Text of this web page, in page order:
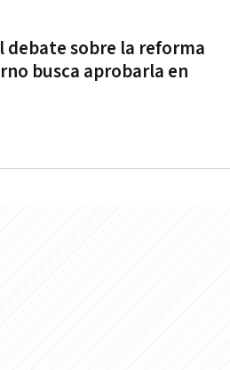
sobre la reforma
busca aprobarla en